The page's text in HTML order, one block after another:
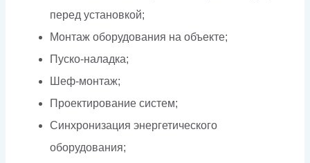
перед установкой;
Монтаж оборудования на объекте;
Пуско-наладка;
Шеф-монтаж;
Проектирование систем;
Синхронизация энергетического
оборудования;